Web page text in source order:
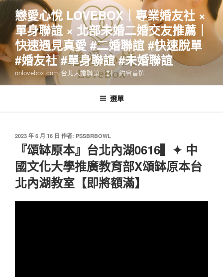
跳
主
要
內
容
戀愛心悅 LOVEBOX｜專業婚友社 ×
單身聯誼 × 北部未婚二婚交友推薦｜
快速遇見真愛 #二婚聯誼 #快速脫單
#婚友社 #單身聯誼 #未婚聯誼
onlovebox.com 台北未婚聯誼一對一約會首選
選單
發
2023 年 6 月 16 日 作者: PSSBRBOWL
『頌缽原本』台北內湖0616▍✦ 中
國文化大學推廣教育部X頌缽原本台
北內湖教室【即將額滿】